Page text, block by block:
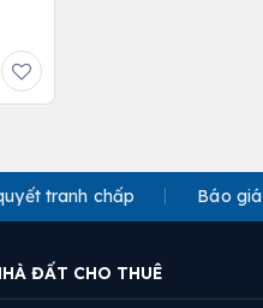
tranh chấp Báo giá
ĐẤT CHO THUÊ